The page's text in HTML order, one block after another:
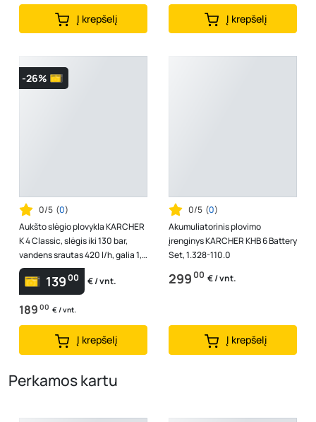
Į krepšelį Į krepšelį
-26%
0/5 (0)
Aukšto slėgio plovykla KARCHER
K 4 Classic, slėgis iki 130 bar,
vandens srautas 420 l/h, galia 1,8
kW
13900 € / vnt.
189 00 € / vnt.
Į krepšelį
0/5 (0)
Akumuliatorinis plovimo
įrenginys KARCHER KHB 6 Battery
Set, 1.328-110.0
29900 € / vnt.
Į krepšelį
Perkamos kartu